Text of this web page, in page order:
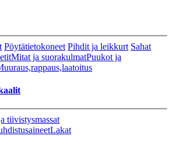
Pöytätietokoneet Pihdit ja leikkurt Sahat
Mitat ja suorakulmatPuukot ja
tiivistysmassat
Lakat